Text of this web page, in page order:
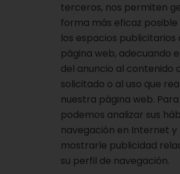
terceros, nos permiten
forma más eficaz
los espacios publicitarios
página web, adecuando
del anuncio al contenido
solicitado o al uso que
nuestra página web.
podemos analizar sus
navegación en Internet
mostrarle publicidad
su perfil de navegación.